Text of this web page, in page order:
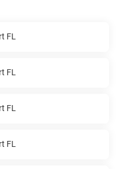
FL
FL
FL
FL